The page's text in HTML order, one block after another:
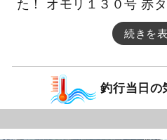
た！ オモリ１３０号 赤
続きを
釣行当日の